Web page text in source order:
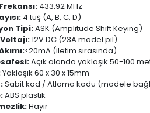
433.92 MHz
4 tuş (A, B, C, D)
Tipi:ASK (Amplitude Shift Keying)
12V DC (23A model pil)
<20mA (iletim sırasında)
Açık alanda yaklaşık 50-100
Yaklaşık 60 x 30 x 15mm
Sabit kod / Atlama kodu (modele
ABS plastik
Hayır